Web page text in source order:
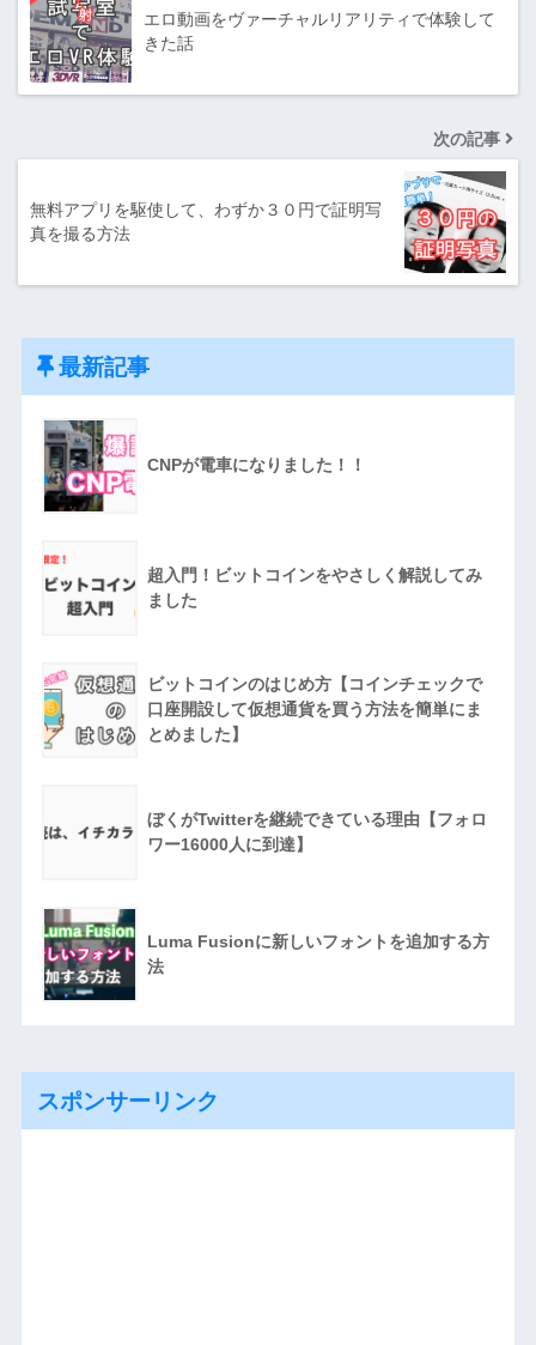
エロ動画をヴァーチャルリアリティで体験して
きた話
次の記事
無料アプリを駆使して、わずか３０円で証明写
真を撮る方法
最新記事
CNPが電車になりました！！
超入門！ビットコインをやさしく解説してみ
ました
ビットコインのはじめ方【コインチェックで
口座開設して仮想通貨を買う方法を簡単にま
とめました】
ぼくがTwitterを継続できている理由【フォロ
ワー16000人に到達】
Luma Fusionに新しいフォントを追加する方
法
スポンサーリンク